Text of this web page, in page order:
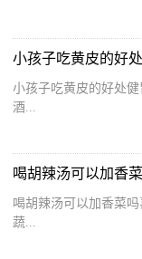
小孩子吃黄皮的好
小孩子吃黄皮的好处
酒...
喝胡辣汤可以加香
喝胡辣汤可以加香菜
蔬...